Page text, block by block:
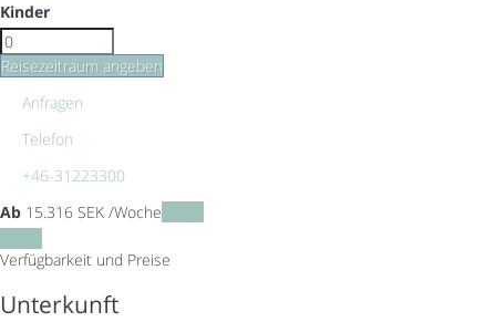
Kinder
Reisezeitraum angeben
Anfragen
Telefon
+46-31223300
Ab 15.316 SEK /Woche
Verfügbarkeit und Preise
Unterkunft